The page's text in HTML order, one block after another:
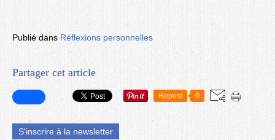
Publié dans Réflexions personnelles
Partager cet article
Repost 0
S'inscrire à la newsletter